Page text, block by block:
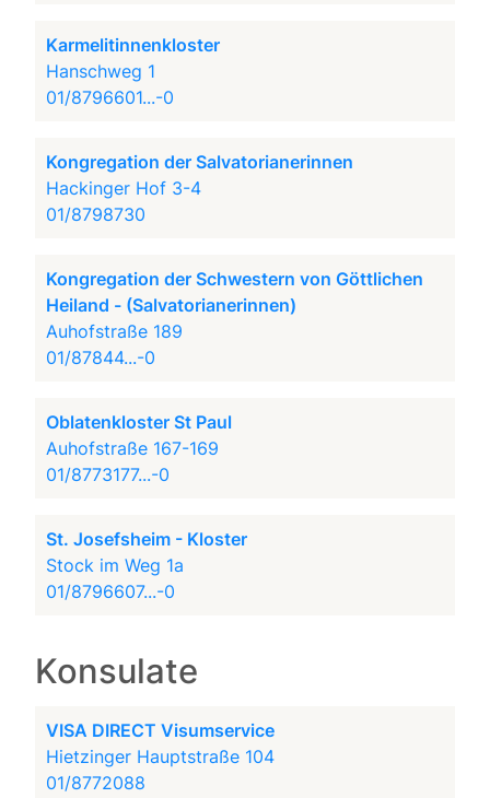
Karmelitinnenkloster
Hanschweg 1
01/8796601...-0
Kongregation der Salvatorianerinnen
Hackinger Hof 3-4
01/8798730
Kongregation der Schwestern von Göttlichen
Heiland - (Salvatorianerinnen)
Auhofstraße 189
01/87844...-0
Oblatenkloster St Paul
Auhofstraße 167-169
01/8773177...-0
St. Josefsheim - Kloster
Stock im Weg 1a
01/8796607...-0
Konsulate
VISA DIRECT Visumservice
Hietzinger Hauptstraße 104
01/8772088